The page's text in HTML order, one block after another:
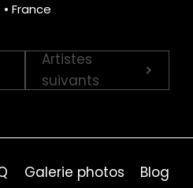
France
Artistes
suivants
Galerie photos
Blog